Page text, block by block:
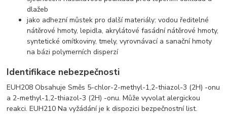
dlažeb
jako adhezní můstek pro další materiály: vodou ředitelné
nátěrové hmoty, lepidla, akrylátové fasádní nátěrové hmoty,
syntetické omítkoviny, tmely, vyrovnávací a sanační hmoty
na bázi polymerních disperzí
Identifikace nebezpečnosti
EUH208 Obsahuje Směs 5-chlor-2-methyl-1,2-thiazol-3 (2H) -onu
a 2-methyl-1,2-thiazol-3 (2H) -onu. Může vyvolat alergickou
reakci. EUH210 Na vyžádání je k dispozici bezpečnostní list.